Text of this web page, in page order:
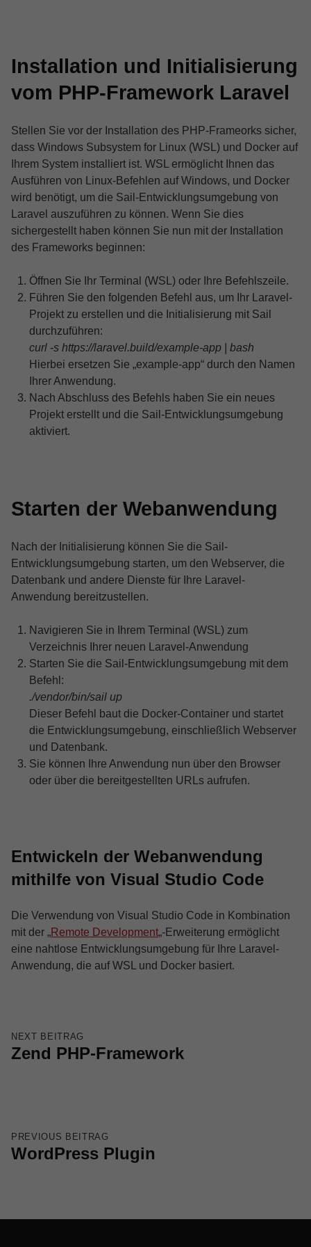
Installation und Initialisierung
vom PHP-Framework Laravel
Stellen Sie vor der Installation des PHP-Frameorks sicher,
dass Windows Subsystem for Linux (WSL) und Docker auf
Ihrem System installiert ist. WSL ermöglicht Ihnen das
Ausführen von Linux-Befehlen auf Windows, und Docker
wird benötigt, um die Sail-Entwicklungsumgebung von
Laravel auszuführen zu können. Wenn Sie dies
sichergestellt haben können Sie nun mit der Installation
des Frameworks beginnen:
Öffnen Sie Ihr Terminal (WSL) oder Ihre Befehlszeile.
Führen Sie den folgenden Befehl aus, um Ihr Laravel-
Projekt zu erstellen und die Initialisierung mit Sail
durchzuführen:
curl -s https://laravel.build/example-app | bash
Hierbei ersetzen Sie „example-app“ durch den Namen
Ihrer Anwendung.
Nach Abschluss des Befehls haben Sie ein neues
Projekt erstellt und die Sail-Entwicklungsumgebung
aktiviert.
Starten der Webanwendung
Nach der Initialisierung können Sie die Sail-
Entwicklungsumgebung starten, um den Webserver, die
Datenbank und andere Dienste für Ihre Laravel-
Anwendung bereitzustellen.
Navigieren Sie in Ihrem Terminal (WSL) zum
Verzeichnis Ihrer neuen Laravel-Anwendung
Starten Sie die Sail-Entwicklungsumgebung mit dem
Befehl:
./vendor/bin/sail up
Dieser Befehl baut die Docker-Container und startet
die Entwicklungsumgebung, einschließlich Webserver
und Datenbank.
Sie können Ihre Anwendung nun über den Browser
oder über die bereitgestellten URLs aufrufen.
Entwickeln der Webanwendung
mithilfe von Visual Studio Code
Die Verwendung von Visual Studio Code in Kombination
mit der „Remote Development„-Erweiterung ermöglicht
eine nahtlose Entwicklungsumgebung für Ihre Laravel-
Anwendung, die auf WSL und Docker basiert.
Beitragsnavigation
PREVIOUS BEITRAG
WordPress Plugin
NEXT BEITRAG
Zend PHP-Framework